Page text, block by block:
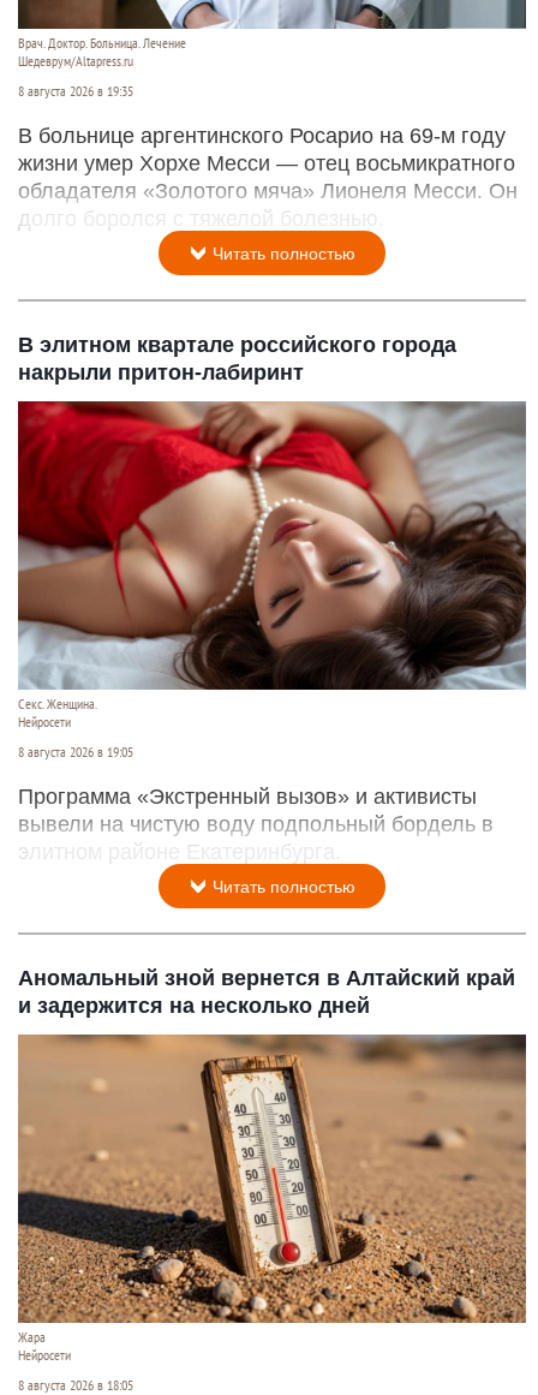
Врач. Доктор. Больница. Лечение
Шедеврум/Altapress.ru
8 августа 2026 в 19:35
В больнице аргентинского Росарио на 69-м году
жизни умер Хорхе Месси — отец восьмикратного
обладателя «Золотого мяча» Лионеля Месси. Он
долго боролся с тяжелой болезнью.
Читать полностью
В элитном квартале российского города
накрыли притон-лабиринт
Секс. Женщина.
Нейросети
8 августа 2026 в 19:05
Программа «Экстренный вызов» и активисты
вывели на чистую воду подпольный бордель в
элитном районе Екатеринбурга.
Читать полностью
Аномальный зной вернется в Алтайский край
и задержится на несколько дней
Жара
Нейросети
8 августа 2026 в 18:05